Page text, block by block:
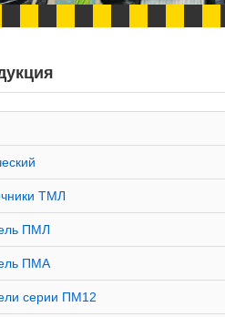
ТМЛ
ПМЛ
ПМА
серии ПМ12